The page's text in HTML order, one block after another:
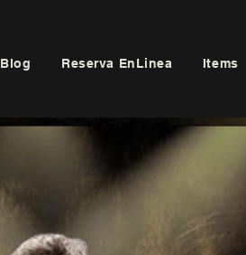
Blog Reserva EnLinea Items